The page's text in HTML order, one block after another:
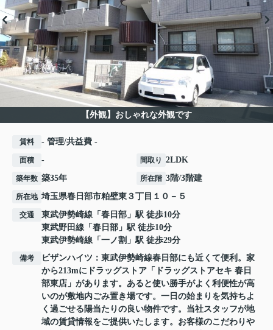
【外観】おしゃれな外観です
賃料 - 管理/共益費 -
面積 - 間取り 2LDK
築年数 築35年 所在階 3階/3階建
所在地 埼玉県春日部市粕壁東 ３丁目１０－５
交通 東武伊勢崎線 「 春日部 」駅 徒歩10分
東武野田線 「 春日部 」駅 徒歩10分
東武伊勢崎線 「 一ノ割 」駅 徒歩29分
備考
ビザンハイツ：東武伊勢崎線春日部にも近くて便利。家
から213mにドラッグストア「ドラッグストアセキ 春日
部東店」があります。あると使い勝手がよく利便性が高
いのが敷地内ごみ置き場です。一日の始まりを気持ちよ
く過ごせる陽当たりの良い物件です。当社スタッフが地
域の賃貸情報をご提供いたします。お客様のこだわりや